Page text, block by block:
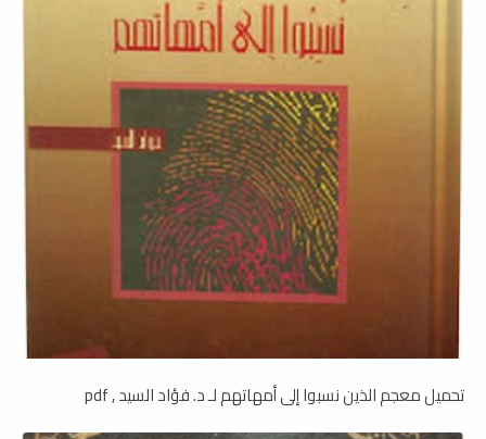
تحميل معجم الذين نسبوا إلى أمهاتهم لـ د. فؤاد السيد , pdf